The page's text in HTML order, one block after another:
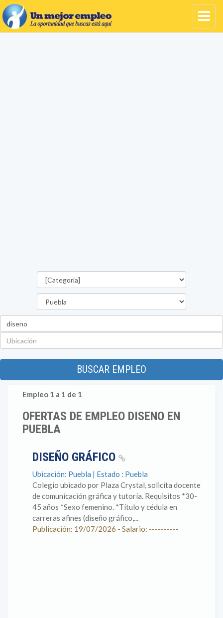
BUSCAR EMPLEO
Empleo 1 a 1 de 1
OFERTAS DE EMPLEO DISENO EN
PUEBLA
DISEÑO GRÁFICO
Ubicación: Puebla | Estado : Puebla
Colegio ubicado por Plaza Crystal, solicita docente
de comunicación gráfica y tutoría. Requisitos *30-
45 años *Sexo femenino. *Título y cédula en
carreras afines (diseño gráfico,...
Publicación: 19/07/2026 - Salario: ----------